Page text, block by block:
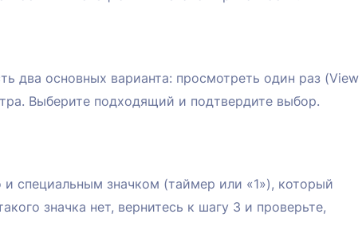
два основных варианта: просмотреть один раз (View
Выберите подходящий и подтвердите выбор.
специальным значком (таймер или «1»), который
значка нет, вернитесь к шагу 3 и проверьте,